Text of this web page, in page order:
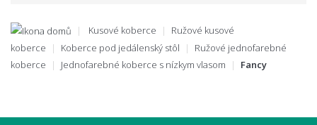
Kusové koberce
Ružové kusové
koberce
Koberce pod jedálenský stôl
Ružové jednofarebné
koberce
Jednofarebné koberce s nízkym vlasom Fancy